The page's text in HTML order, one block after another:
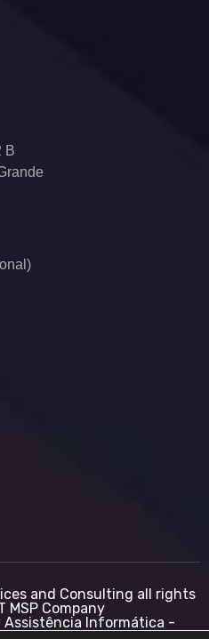
B
and Consulting all rights
MSP Company
Informática -